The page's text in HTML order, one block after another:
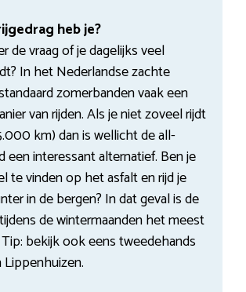
heb je?
de vraag of je dagelijks veel
In het Nederlandse zachte
zomerbanden vaak een
van rijden. Als je niet zoveel rijdt
km) dan is wellicht de all-
een interessant alternatief. Ben je
te vinden op het asfalt en rijd je
in de bergen? In dat geval is de
de wintermaanden het meest
bekijk ook eens tweedehands